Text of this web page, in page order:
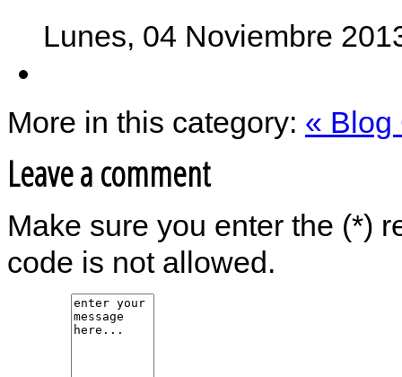
Lunes, 04 Noviembre
More in this category: « Blog
Leave a comment
Make sure you enter the (*)
code is not allowed.